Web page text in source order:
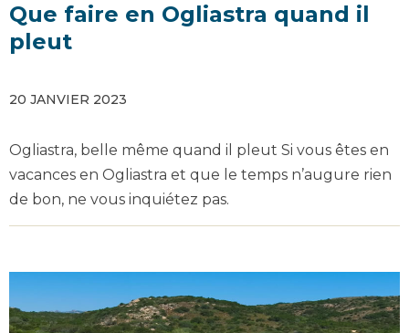
Que faire en Ogliastra quand il
pleut
20 JANVIER 2023
Ogliastra, belle même quand il pleut Si vous êtes en
vacances en Ogliastra et que le temps n’augure rien
de bon, ne vous inquiétez pas.